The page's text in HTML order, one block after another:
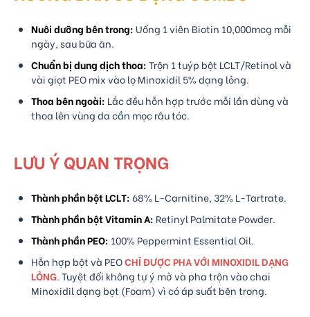
Nuôi dưỡng bên trong: Uống 1 viên Biotin 10,000mcg mỗi
ngày, sau bữa ăn.
Chuẩn bị dung dịch thoa:Trộn 1 tuýp bột LCLT/Retinol và
vài giọt PEO mix vào lọ Minoxidil 5% dạng lỏng.
Thoa bên ngoài: Lắc đều hỗn hợp trước mỗi lần dùng và
thoa lên vùng da cần mọc râu tóc.
LƯU Ý QUAN TRỌNG
Thành phần bột LCLT:68% L-Carnitine, 32% L-Tartrate.
Thành phần bột Vitamin A: Retinyl Palmitate Powder.
Thành phần PEO: 100% Peppermint Essential Oil.
Hỗn hợp bột và PEOCHỈ ĐƯỢC PHA VỚI MINOXIDIL DẠNG
LỎNG. Tuyệt đối không tự ý mở và pha trộn vào chai
Minoxidil dạng bọt (Foam) vì có áp suất bên trong.